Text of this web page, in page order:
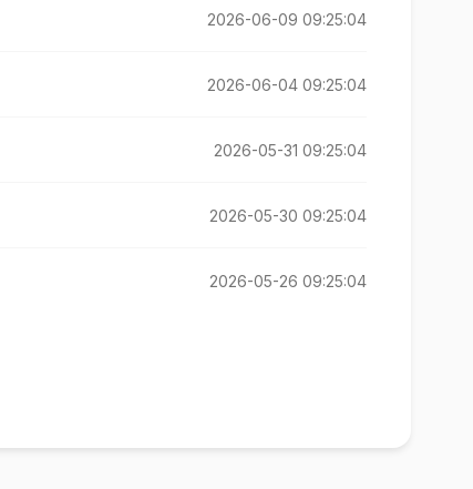
2026-06-09 09:25:04
2026-06-04 09:25:04
2026-05-31 09:25:04
2026-05-30 09:25:04
2026-05-26 09:25:04